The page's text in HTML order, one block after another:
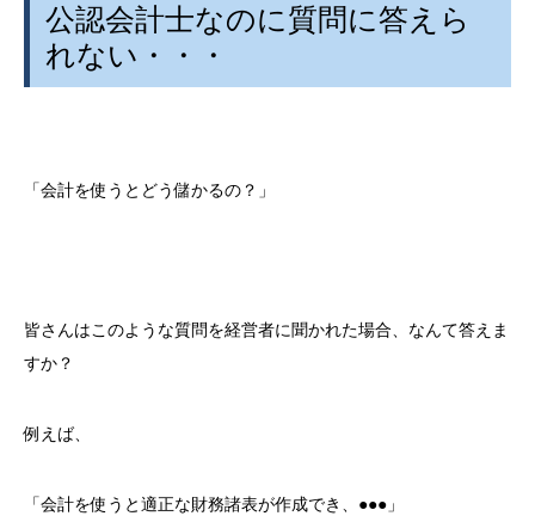
公認会計士なのに質問に答えら
れない・・・
「会計を使うとどう儲かるの？」
皆さんはこのような質問を経営者に聞かれた場合、なんて答えま
すか？
例えば、
「会計を使うと適正な財務諸表が作成でき、●●●」